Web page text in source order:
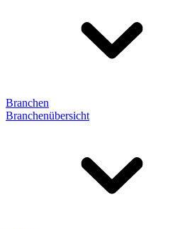
Branchen
Branchenübersicht